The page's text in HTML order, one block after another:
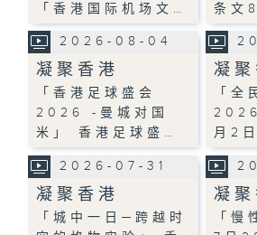
「香港国际机场文…
条文
2026-08-04
凝聚香港
「香港足球盛会
2026 -曼城对国
米」 香港足球盛…
凝
「全
月2
2026-07-31
凝聚香港
「城中一日─跨越时
凝
「慢